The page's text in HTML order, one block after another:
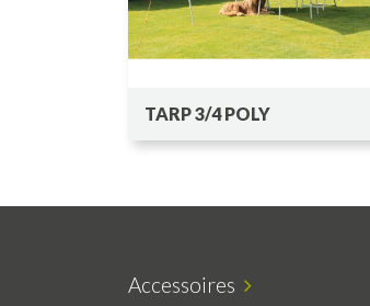
TARP 3/4 POLY
Accessoires